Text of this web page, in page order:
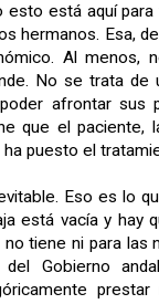
esto está aquí
hermanos. Esa,
Al menos,
No se trata de
afrontar sus
que el paciente,
ha puesto el
Eso es lo
está vacía y hay
no tiene ni para las
del Gobierno